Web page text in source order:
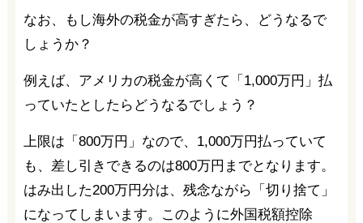
なお、もし海外の税金が高すぎたら、どうなるで
しょうか？
例えば、アメリカの税金が高くて「1,000万円」払
っていたとしたらどうなるでしょう？
上限は「800万円」なので、1,000万円払っていて
も、差し引きできるのは800万円までとなります。
はみ出した200万円分は、残念ながら「切り捨て」
になってしまいます。このように外国税額控除